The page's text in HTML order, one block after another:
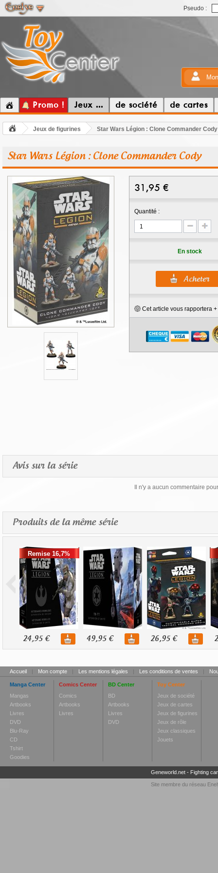
Pseudo :
Promo ! Jeux ... de société de cartes
Jeux de figurines Star Wars Légion : Clone Commander Cody
Star Wars Légion : Clone Commander Cody
31,95 €
Quantité :
En stock
Cet article vous rapportera +
Avis sur la série
Il n'y a aucun commentaire
Produits de la même série
Remise 16,7%
24,95 € 49,95 € 26,95 €
Accueil | Mon compte | Les mentions légales | Les conditions de ventes |
Manga Center
Mangas
Artbooks
Livres
DVD
Blu-Ray
CD
Tshirt
Goodies
Comics Center
Comics
Artbooks
Livres
BD Center
BD
Artbooks
Livres
DVD
Toy Center
Jeux de société
Jeux de cartes
Jeux de figurines
Jeux de rôle
Jeux classiques
Jouets
Geneworld.net- Fighting
Site membre du réseau